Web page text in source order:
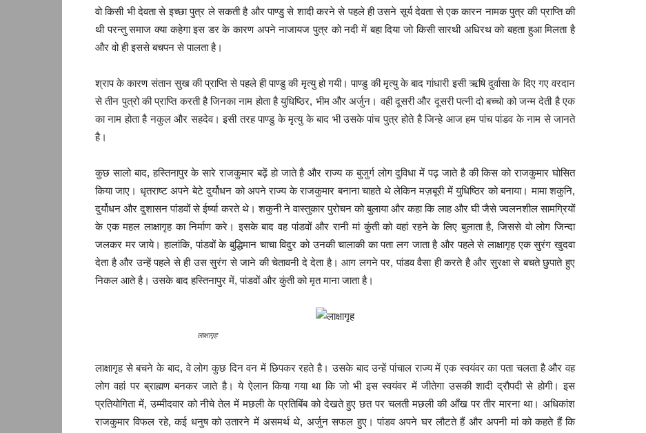
वो किसी भी देवता से इच्छा पुत्र ले सकती है और पाण्डु से शादी करने से पहले ही उसने सूर्य देवता से एक कारन नामक पुत्र की प्राप्ति की
थी परन्तु समाज क्या कहेगा इस डर के कारण अपने नाजायज पुत्र को नदी में बहा दिया जो किसी सारथी अधिरथ को बहता हुआ मिलता है
और वो ही इससे बचपन से पालता है।
श्राप के कारण संतान सुख की प्राप्ति से पहले ही पाण्डु की मृत्यु हो गयी। पाण्डु की मृत्यु के बाद गांधारी इसी ऋषि दुर्वासा के दिए गए वरदान
से तीन पुत्रो की प्राप्ति करती है जिनका नाम होता है युधिष्ठिर, भीम और अर्जुन। वही दूसरी और दूसरी पत्नी दो बच्चो को जन्म देती है एक
का नाम होता है नकुल और सहदेव। इसी तरह पाण्डु के मृत्यु के बाद भी उसके पांच पुत्र होते है जिन्हे आज हम पांच पांडव के नाम से जानते
है।
कुछ सालो बाद, हस्तिनापुर के सारे राजकुमार बढ़ें हो जाते है और राज्य क बुजुर्ग लोग दुविधा में पढ़ जाते है की किस को राजकुमार घोसित
किया जाए। धृतराष्ट अपने बेटे दुर्योधन को अपने राज्य के राजकुमार बनाना चाहते थे लेकिन मज़बूरी में युधिष्ठिर को बनाया। मामा शकुनि,
दुर्योधन और दुशासन पांडवों से ईर्ष्या करते थे। शकुनी ने वास्तुकार पुरोचन को बुलाया और कहा कि लाह और घी जैसे ज्वलनशील सामग्रियों
के एक महल लाक्षागृह का निर्माण करे। इसके बाद वह पांडवों और रानी मां कुंती को वहां रहने के लिए बुलाता है, जिससे वो लोग जिन्दा
जलकर मर जाये। हालांकि, पांडवों के बुद्धिमान चाचा विदुर को उनकी चालाकी का पता लग जाता है और पहले से लाक्षागृह एक सुरंग खुदवा
देता है और उन्हें पहले से ही उस सुरंग से जाने की चेतावनी दे देता है। आग लगने पर, पांडव वैसा ही करते है और सुरक्षा से बचते छुपाते हुए
निकल आते है। उसके बाद हस्तिनापुर में, पांडवों और कुंती को मृत माना जाता है।
लाक्षागृह
लाक्षागृह से बचने के बाद, वे लोग कुछ दिन वन में छिपकर रहते है। उसके बाद उन्हें पांचाल राज्य में एक स्वयंवर का पता चलता है और वह
लोग वहां पर ब्राह्मण बनकर जाते है। ये ऐलान किया गया था कि जो भी इस स्वयंवर में जीतेगा उसकी शादी द्रौपदी से होगी। इस
प्रतियोगिता में, उम्मीदवार को नीचे तेल में मछली के प्रतिबिंब को देखते हुए छत पर चलती मछली की आँख पर तीर मारना था। अधिकांश
राजकुमार विफल रहे, कई धनुष को उतारने में असमर्थ थे, अर्जुन सफल हुए। पांडव अपने घर लौटते हैं और अपनी मां को कहते हैं कि